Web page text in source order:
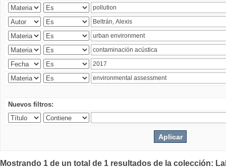
Nuevos filtros:
Mostrando 1 de un total de 1 resultados de la colección: